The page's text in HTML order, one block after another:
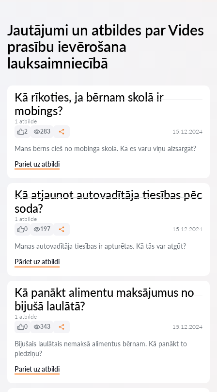
Jautājumi un atbildes par Vides
prasību ievērošana
lauksaimniecībā
Kā rīkoties, ja bērnam skolā ir
mobings?
1 atbilde
2
283 15.12.2024
Mans bērns cieš no mobinga skolā. Kā es varu viņu aizsargāt?
Pāriet uz atbildi
Kā atjaunot autovadītāja tiesības pēc
soda?
1 atbilde
0
197 15.12.2024
Manas autovadītāja tiesības ir apturētas. Kā tās var atgūt?
Pāriet uz atbildi
Kā panākt alimentu maksājumus no
bijušā laulātā?
1 atbilde
0
343 15.12.2024
Bijušais laulātais nemaksā alimentus bērnam. Kā panākt to
piedziņu?
Pāriet uz atbildi